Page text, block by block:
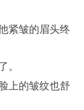
紧皱的眉头终
。
上的皱纹也舒